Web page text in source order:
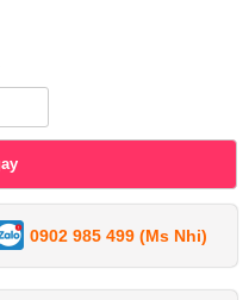
0902 985 499 (Ms Nhi)